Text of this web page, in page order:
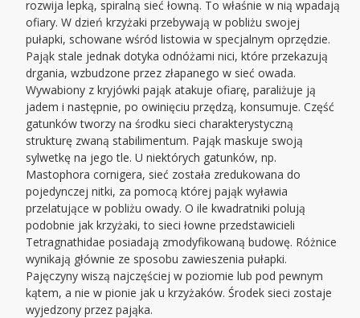
rozwija lepką, spiralną sieć łowną. To właśnie w nią wpadają
ofiary. W dzień krzyżaki przebywają w pobliżu swojej
pułapki, schowane wśród listowia w specjalnym oprzędzie.
Pająk stale jednak dotyka odnóżami nici, które przekazują
drgania, wzbudzone przez złapanego w sieć owada.
Wywabiony z kryjówki pająk atakuje ofiarę, paraliżuje ją
jadem i następnie, po owinięciu przędzą, konsumuje. Część
gatunków tworzy na środku sieci charakterystyczną
strukturę zwaną stabilimentum. Pająk maskuje swoją
sylwetkę na jego tle. U niektórych gatunków, np.
Mastophora cornigera, sieć została zredukowana do
pojedynczej nitki, za pomocą której pająk wyławia
przelatujące w pobliżu owady. O ile kwadratniki polują
podobnie jak krzyżaki, to sieci łowne przedstawicieli
Tetragnathidae posiadają zmodyfikowaną budowę. Różnice
wynikają głównie ze sposobu zawieszenia pułapki.
Pajęczyny wiszą najczęściej w poziomie lub pod pewnym
kątem, a nie w pionie jak u krzyżaków. Środek sieci zostaje
wyjedzony przez pająka.